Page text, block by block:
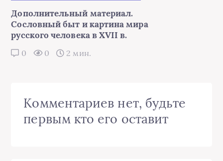
Дополнительный материал.
Сословный быт и картина мира
русского человека в XVII в.
0 0 2 мин.
Комментариев нет, будьте
первым кто его оставит